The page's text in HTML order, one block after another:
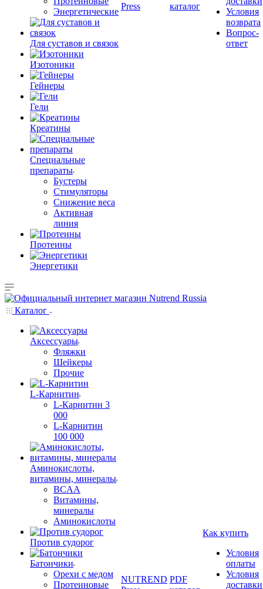
Энергетические
Для суставов и связок
Изотоники
Гейнеры
Гели
Креатины
Специальные
препараты
Бустеры
Стимуляторы
Снижение веса
Активная
линия
Протеины
Энергетики
Press
каталог
Условия
возврата
Вопрос-
ответ
Каталог
Аксессуары
Фляжки
Шейкеры
Прочие
L-Карнитин
L-Карнитин 3
000
L-Карнитин
100 000
Аминокислоты,
витамины, минералы
BCAA
Витамины,
минералы
Аминокислоты
Против судорог
Батончики
Орехи с медом
Протеиновые
NUTREND PDF
Как купить
Условия
оплаты
Условия
доставки